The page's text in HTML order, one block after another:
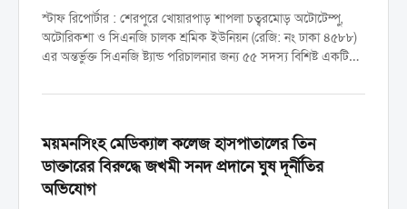
স্টাফ রিপোর্টার : শেরপুরে খোয়ারপাড় শাপলা চত্বরমোড় অটোটেম্পু,
অটোরিকশা ও সিএনজি চালক শ্রমিক ইউনিয়ন (রেজি: নং ঢাকা ৪৫৮৮)
এর অন্তর্ভুক্ত সিএনজি ষ্ট্যান্ড পরিচালনার জন্য ৫৫ সদস্য বিশিষ্ট একটি
ময়মনসিংহ মেডিক্যাল কলেজ হাসপাতালের তিন
ডাক্তারের বিরুদ্ধে জখমী সনদ প্রদানে ঘুষ দূর্নীতির
অভিযোগ